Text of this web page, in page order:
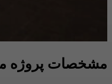
مشخصات پروژه